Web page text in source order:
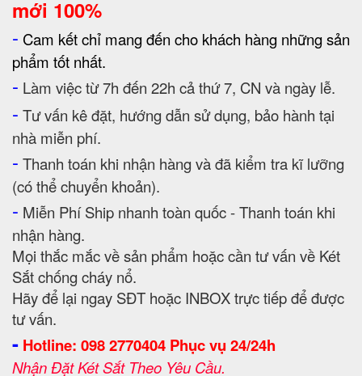
mới 100%
- Cam kết chỉ mang đến cho khách hàng những sản
phẩm tốt nhất.
- Làm việc từ 7h đến 22h cả thứ 7, CN và ngày lễ.
- Tư vấn kê đặt, hướng dẫn sử dụng, bảo hành tại
nhà miễn phí.
- Thanh toán khi nhận hàng và đã kiểm tra kĩ lưỡng
(có thể chuyển khoản).
- Miễn Phí Ship nhanh toàn quốc - Thanh toán khi
nhận hàng.
Mọi thắc mắc về sản phẩm hoặc cần tư vấn về Két
Sắt chống cháy nổ.
Hãy để lại ngay SĐT hoặc INBOX trực tiếp để được
tư vấn.
- Hotline: 098 2770404 Phục vụ 24/24h
Nhận Đặt Két Sắt Theo Yêu Cầu.